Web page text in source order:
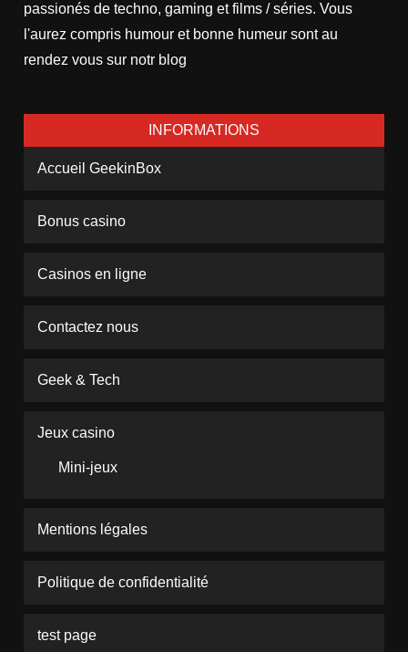
passionés de techno, gaming et films / séries. Vous
l'aurez compris humour et bonne humeur sont au
rendez vous sur notr blog
INFORMATIONS
Accueil GeekinBox
Bonus casino
Casinos en ligne
Contactez nous
Geek & Tech
Jeux casino
Mini-jeux
Mentions légales
Politique de confidentialité
test page